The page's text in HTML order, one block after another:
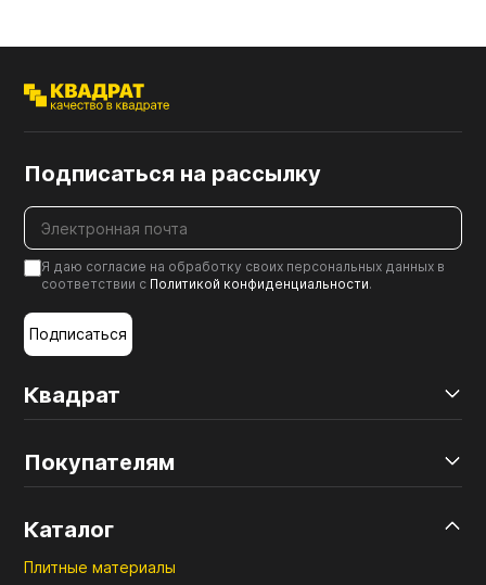
Квадрат
Покупателям
Каталог
Плитные материалы
Подписаться на рассылку
Я даю согласие на обработку своих персональных данных в
соответствии с Политикой конфиденциальности.
Подписаться